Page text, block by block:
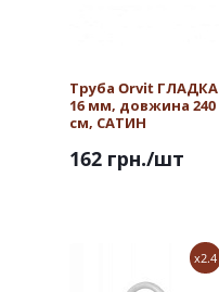
Труба Orvit ГЛАДКА
16 мм, довжина 240
см, САТИН
162 грн./шт
x2.4